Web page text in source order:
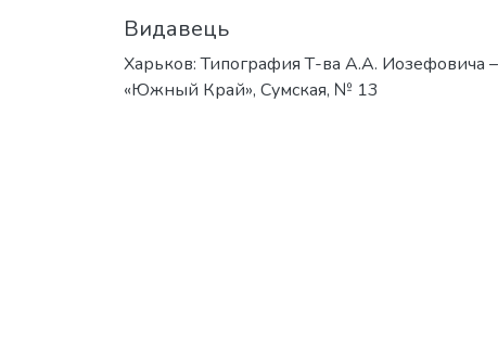
Видавець
Харьков: Типография Т-ва А.А. Иозефовича –
«Южный Край», Сумская, № 13